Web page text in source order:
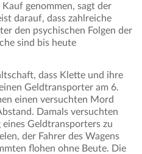
Kauf genommen, sagt der
darauf, dass zahlreiche
den psychischen Folgen der
sind bis heute
dass Klette und ihre
Geldtransporter am 6.
einen versuchten Mord
Damals versuchten
Geldtransporters zu
der Fahrer des Wagens
flohen ohne Beute. Die